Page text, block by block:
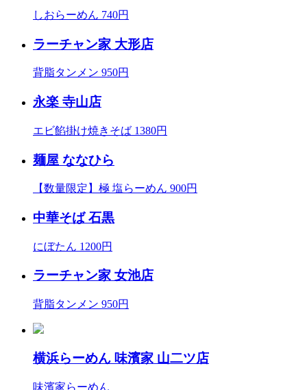
しおらーめん 740円
ラーチャン家 大形店
背脂タンメン 950円
永楽 寺山店
エビ餡掛け焼きそば 1380円
麺屋 ななひら
【数量限定】極 塩らーめん 900円
中華そば 石黒
にぼたん 1200円
ラーチャン家 女池店
背脂タンメン 950円
横浜らーめん 味濱家 山二ツ店
味濱家らーめん